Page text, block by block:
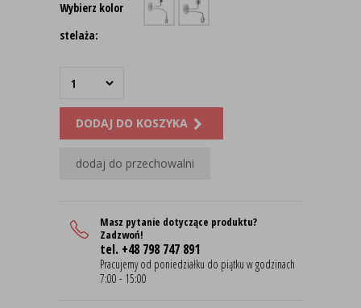
Wybierz kolor
stelaża:
DODAJ DO KOSZYKA
dodaj do przechowalni
Masz pytanie dotyczące produktu?
Zadzwoń!
tel. +48 798 747 891
Pracujemy od poniedziałku do piątku w godzinach
7:00 - 15:00